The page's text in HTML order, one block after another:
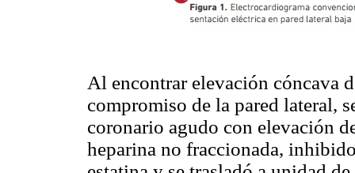
Al encontrar elevación cóncava
compromiso de la pared lateral,
coronario agudo con elevación
heparina no fraccionada,